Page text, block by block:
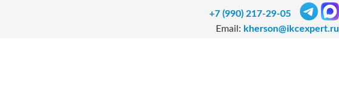
+7 (990) 217-29-05
Email: kherson@ikcexpert.ru